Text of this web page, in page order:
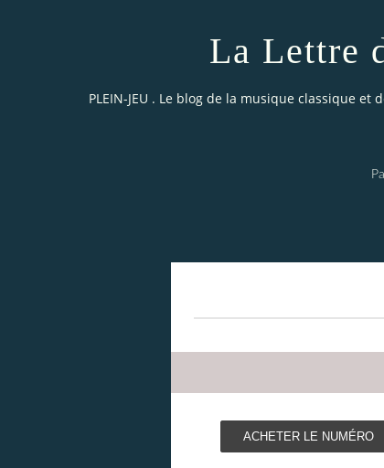
La Lettre
PLEIN-JEU . Le blog de la musique classique et
ACHETER LE NUMÉRO